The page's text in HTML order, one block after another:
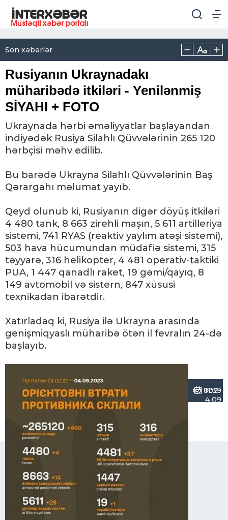
Son xəbərlər
Rusiyanın Ukraynadakı
müharibədə itkiləri - Yenilənmiş
SİYAHI + FOTO
Ukraynada hərbi əməliyyatlar başlayandan
indiyədək Rusiya Silahlı Qüvvələrinin 265 120
hərbçisi məhv edilib.
Bu barədə Ukrayna Silahlı Qüvvələrinin Baş
Qərargahı məlumat yayıb.
Qeyd olunub ki, Rusiyanın digər döyüş itkiləri
4 480 tank, 8 663 zirehli maşın, 5 611 artilleriya
sistemi, 741 RYAS (reaktiv yaylım atəşi sistemi),
503 hava hücumundan müdafiə sistemi, 315
təyyarə, 316 helikopter, 4 481 operativ-taktiki
PUA, 1 447 qanadlı raket, 19 gəmi/qayıq, 8
149 avtomobil və sistern, 847 xüsusi
texnikadan ibarətdir.
Xatırladaq ki, Rusiya ilə Ukrayna arasında
genişmiqyaslı müharibə ötən il fevralın 24-də
başlayıb.
11:39 |
802